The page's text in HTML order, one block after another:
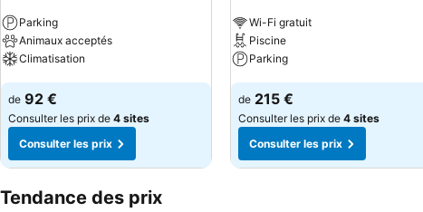
Parking
Animaux acceptés
Climatisation
Consulter les prix
de 92 €
Consulter les prix de 4 sites
Consulter les prix
Wi-Fi gratuit
Piscine
Parking
Consulter les prix
de 215 €
Consulter les prix de 4 sites
Consulter les prix
Tendance des prix